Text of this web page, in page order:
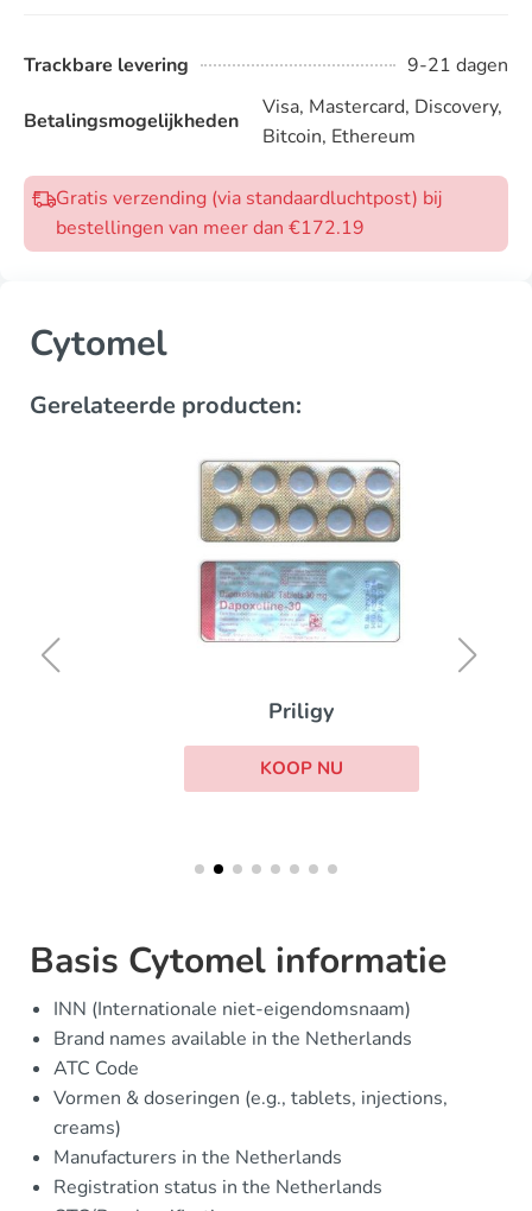
Trackbare levering 9-21 dagen
Betalingsmogelijkheden
Visa, Mastercard, Discovery,
Bitcoin, Ethereum
Gratis verzending (via standaardluchtpost) bij
bestellingen van meer dan €172.19
Cytomel
Gerelateerde producten:
Priligy
KOOP NU
Basis Cytomel informatie
INN (Internationale niet-eigendomsnaam)
Brand names available in the Netherlands
ATC Code
Vormen & doseringen (e.g., tablets, injections,
creams)
Manufacturers in the Netherlands
Registration status in the Netherlands